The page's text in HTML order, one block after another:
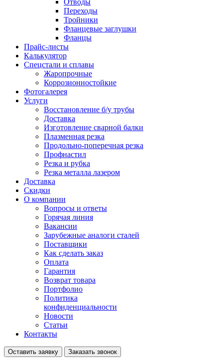
Отводы
Переходы
Тройники
Фланцевые заглушки
Фланцы
Прайс-листы
Калькулятор
Спецстали и сплавы
Жаропрочные
Коррозионностойкие
Фотогалерея
Услуги
Восстановление б/у трубы
Доставка
Изготовление сварной балки
Плазменная резка
Продольно-поперечная резка
Профнастил
Резка и рубка
Резка металла лазером
Доставка
Скидки
О компании
Вопросы и ответы
Горячая линия
Вакансии
Зарубежные аналоги сталей
Поставщики
Как сделать заказ
Оплата
Гарантия
Возврат товара
Портфолио
Политика
конфиденциальности
Новости
Статьи
Контакты
Оставить заявку Заказать звонок